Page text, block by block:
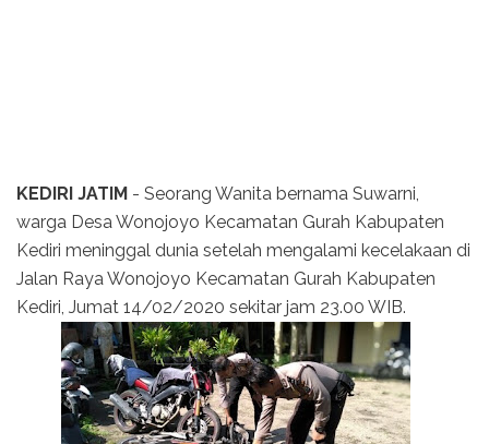
KEDIRI JATIM - Seorang Wanita bernama Suwarni,
warga Desa Wonojoyo Kecamatan Gurah Kabupaten
Kediri meninggal dunia setelah mengalami kecelakaan di
Jalan Raya Wonojoyo Kecamatan Gurah Kabupaten
Kediri, Jumat 14/02/2020 sekitar jam 23.00 WIB.